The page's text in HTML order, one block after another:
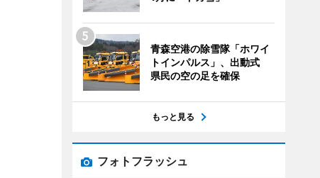
青森空港の除雪隊「ホワイ
トインパルス」、出動式
県民の空の足を確保
もっと見る
フォトフラッシュ